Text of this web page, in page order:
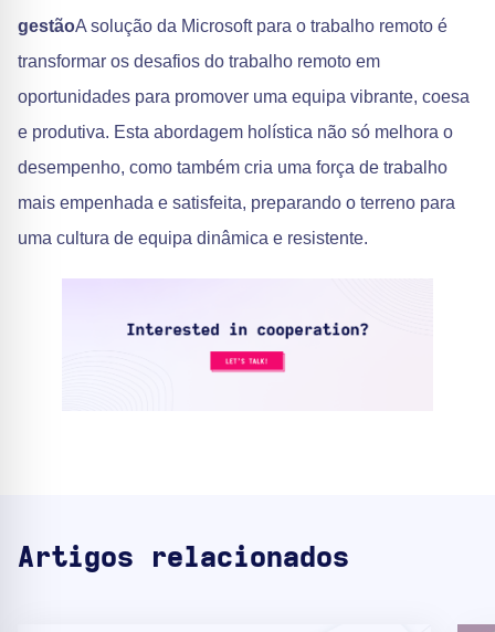
gestãoA solução da Microsoft para o trabalho remoto é
transformar os desafios do trabalho remoto em
oportunidades para promover uma equipa vibrante, coesa
e produtiva. Esta abordagem holística não só melhora o
desempenho, como também cria uma força de trabalho
mais empenhada e satisfeita, preparando o terreno para
uma cultura de equipa dinâmica e resistente.
Artigos relacionados